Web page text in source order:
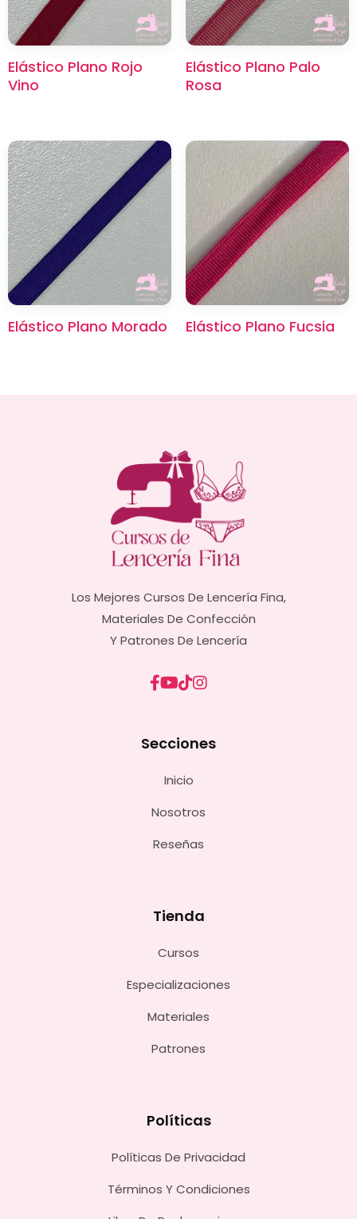
Elástico Plano Rojo
Vino
Elástico Plano Palo
Rosa
Elástico Plano Morado Elástico Plano Fucsia
Los Mejores Cursos De Lencería Fina,
Materiales De Confección
Y Patrones De Lencería
Secciones
Inicio
Nosotros
Reseñas
Tienda
Cursos
Especializaciones
Materiales
Patrones
Políticas
Políticas De Privacidad
Términos Y Condiciones
×